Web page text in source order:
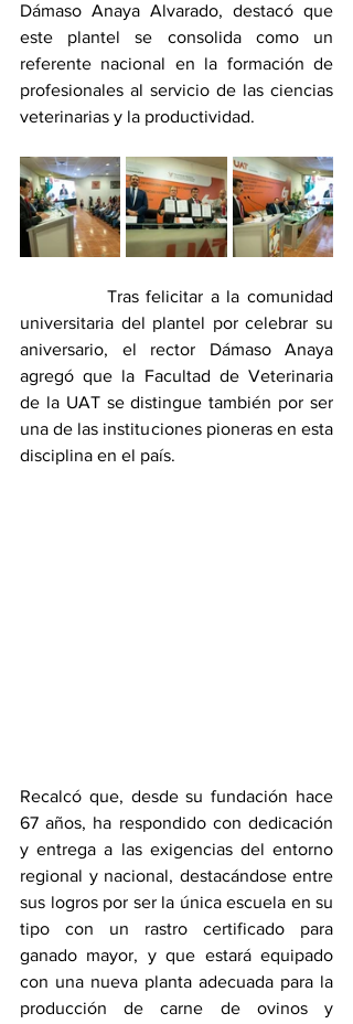
Dámaso Anaya Alvarado, destacó que
este plantel se consolida como un
referente nacional en la formación de
profesionales al servicio de las ciencias
veterinarias y la productividad.
Tras felicitar a la comunidad
universitaria del plantel por celebrar su
aniversario, el rector Dámaso Anaya
agregó que la Facultad de Veterinaria
de la UAT se distingue también por ser
una de las instituciones pioneras en esta
disciplina en el país.
Recalcó que, desde su fundación hace
67 años, ha respondido con dedicación
y entrega a las exigencias del entorno
regional y nacional, destacándose entre
sus logros por ser la única escuela en su
tipo con un rastro certificado para
ganado mayor, y que estará equipado
con una nueva planta adecuada para la
producción de carne de ovinos y